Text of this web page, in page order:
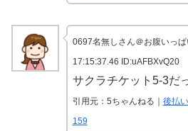
0697名無しさん＠お腹いっ
17:15:37.46 ID:uAFBXvQ20
サクラチケット5-3だ
引用元：5ちゃんねる｜ 後払
159